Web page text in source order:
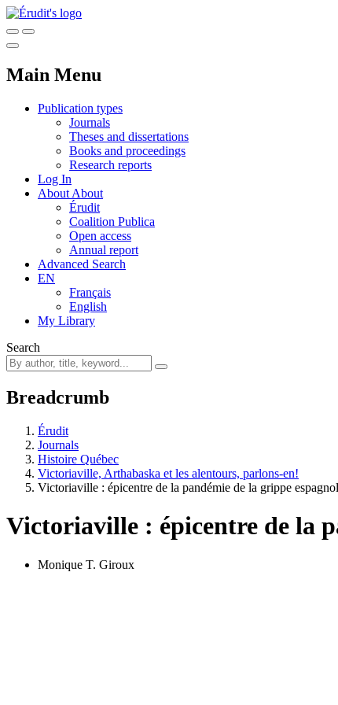
Main Menu
Publication types
Journals
Theses and dissertations
Books and proceedings
Research reports
Log In
About About
Érudit
Coalition Publica
Open access
Annual report
Advanced Search
EN
Français
English
My Library
Search
Breadcrumb
Érudit
Journals
Histoire Québec
Victoriaville, Arthabaska et les alentours, parlons-en!
Victoriaville : épicentre de la pandémie de la grippe
Victoriaville : épicentre de la
Monique T. Giroux